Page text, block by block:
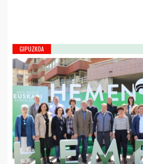
GIPUZKOA